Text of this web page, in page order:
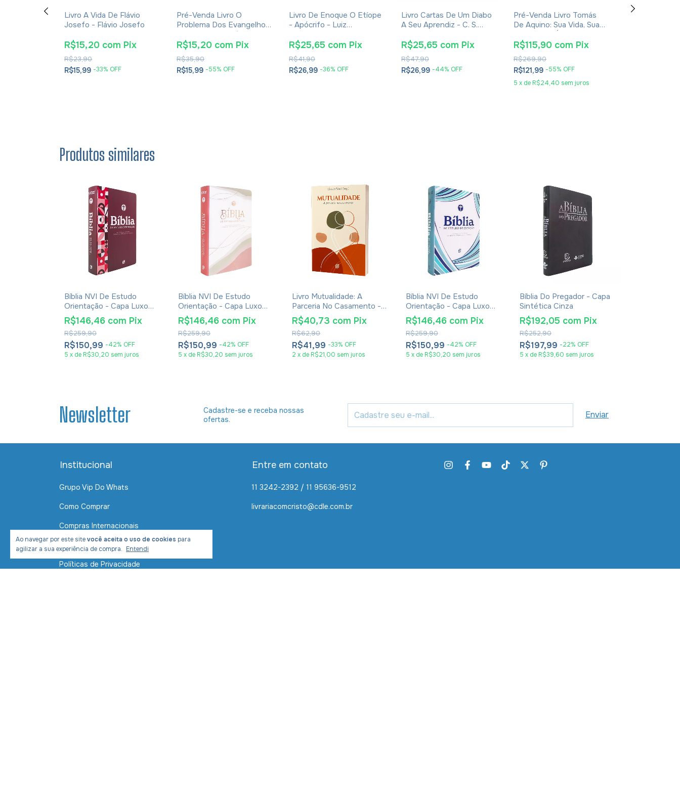
Ao navegar por este sitevocê aceita o uso de cookies para
agilizar a sua experiência de compra. Entendi
Livro A Vida De Flávio
Josefo - Flávio Josefo
R$15,99 -33% OFF
R$23,90
R$15,20 com Pix
Pré-Venda Livro O
Problema Dos Evangelhos
E Soluções- Eusébio De
Cesareia
R$15,99 -55% OFF
R$35,90
R$15,20 com Pix
Livro De Enoque O Etíope
- Apócrifo - Luiz
R$26,99 -36% OFF
R$41,90
R$25,65 com Pix
Livro Cartas De Um Diabo
A Seu Aprendiz - C. S.
R$26,99 -44% OFF
R$47,90
R$25,65 com Pix
Pré-Venda Livro Tomás
De Aquino: Sua Vida, Sua
Obra E Sua Época -
Eudaldo Forment Giralt
R$121,99 -55% OFF
5 x de R$24,40 sem juros
R$269,90
R$115,90 com Pix
Livro
Produtos similares
Bíblia NVI De Estudo
Orientação - Capa Luxo
Red Minimal
R$150,99 -42% OFF
R$259,90
R$146,46 com Pix
5 x de R$30,20 sem juros
Bíblia NVI De Estudo
Orientação - Capa Luxo
Rose Olive
R$150,99 -42% OFF
R$259,90
R$146,46 com Pix
5 x de R$30,20 sem juros
Livro Mutualidade: A
Parceria No Casamento -
Clarice Ebert
R$41,99 -33% OFF
R$62,90
R$40,73 com Pix
2 x de R$21,00 sem juros
Bíblia NVI De Estudo
Orientação - Capa Luxo
Blue Waves
R$150,99 -42% OFF
R$259,90
R$146,46 com Pix
5 x de R$30,20 sem juros
Bíblia Do Pregador - Capa
Sintética Cinza
R$197,99 -22% OFF
R$252,90
R$192,05 com Pix
5 x de R$39,60 sem juros
Newsletter
Cadastre-se e receba nossas
ofertas.
Institucional
Grupo Vip Do Whats
Como Comprar
Compras Internacionais
Contato
Políticas de Privacidade
Entre em contato
11 3242-2392 / 11 95636-9512
livrariacomcristo@cdle.com.br